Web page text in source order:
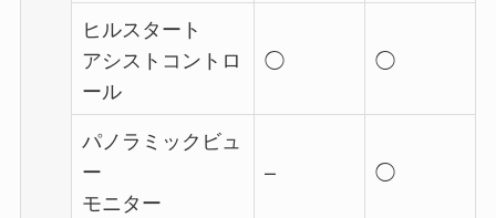
ヒルスタート
アシストコントロ
ール
◯ ◯
パノラミックビュ
ー
モニター
– ◯